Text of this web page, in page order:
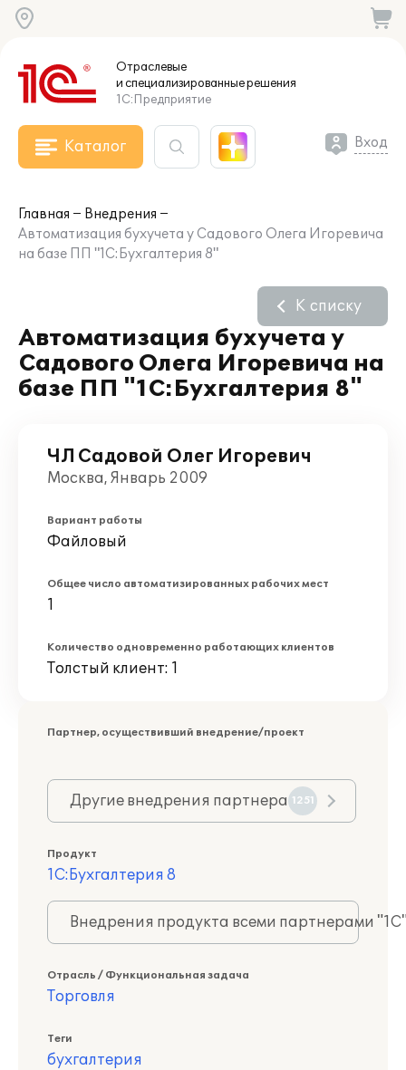
Отраслевые
и специализированныерешения
1С:Предприятие
Каталог Вход
Главная
Внедрения
Автоматизация бухучета у Садового Олега Игоревича
на базе ПП "1С:Бухгалтерия 8"
Автоматизация бухучета у
Садового Олега Игоревича на
базе ПП "1С:Бухгалтерия 8"
К списку
ЧЛ Садовой Олег Игоревич
Москва, Январь 2009
Вариант работы
Файловый
Общее число автоматизированных рабочих мест
1
Количество одновременно работающих клиентов
Толстый клиент: 1
Партнер, осуществивший внедрение/проект
Другие внедрения партнера 1251
Продукт
1С:Бухгалтерия 8
Внедрения продукта всеми партнерами
Отрасль / Функциональная задача
Торговля
Теги
бухгалтерия